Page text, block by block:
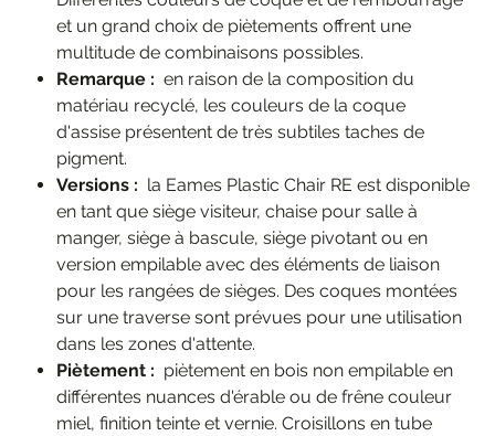
et un grand choix de piètements offrent une
multitude de combinaisons possibles.
Remarque : en raison de la composition du
matériau recyclé, les couleurs de la coque
d'assise présentent de très subtiles taches de
pigment.
Versions : la Eames Plastic Chair RE est disponible
en tant que siège visiteur, chaise pour salle à
manger, siège à bascule, siège pivotant ou en
version empilable avec des éléments de liaison
pour les rangées de sièges. Des coques montées
sur une traverse sont prévues pour une utilisation
dans les zones d'attente.
Piètement : piètement en bois non empilable en
différentes nuances d'érable ou de frêne couleur
miel, finition teinte et vernie. Croisillons en tube